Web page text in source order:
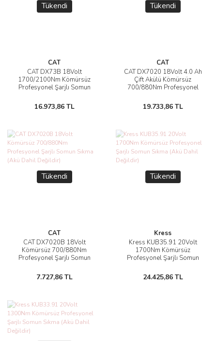
Tükendi
CAT
CAT DX73B 18Volt
1700/2100Nm Kömürsüz
Profesyonel Şarjlı Somun
16.973,86 TL
Tükendi
CAT
CAT DX7020 18Volt 4.0 Ah
Çift Akülü Kömürsüz
700/880Nm Profesyonel
19.733,86 TL
Tükendi
CAT
CAT DX7020B 18Volt
Kömürsüz 700/880Nm
Profesyonel Şarjlı Somun
7.727,86 TL
Tükendi
Kress
Kress KUB35.91 20Volt
1700Nm Kömürsüz
Profesyonel Şarjlı Somun
24.425,86 TL